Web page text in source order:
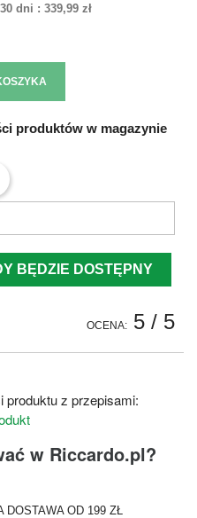
dni : 339,99 zł
produktów w magazynie
BĘDZIE DOSTĘPNY
OCENA: 5 / 5
produktu z przepisami:
w Riccardo.pl?
DOSTAWA OD 199 ZŁ